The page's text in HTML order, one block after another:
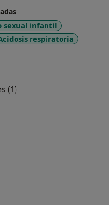
sexual infantil
respiratoria
(1)